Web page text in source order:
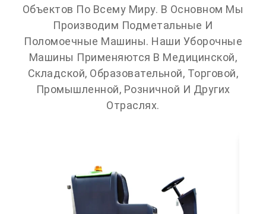
Объектов По Всему Миру. В Основном Мы
Производим Подметальные И
Поломоечные Машины. Наши Уборочные
Машины Применяются В Медицинской,
Складской, Образовательной, Торговой,
Промышленной, Розничной И Других
Отраслях.